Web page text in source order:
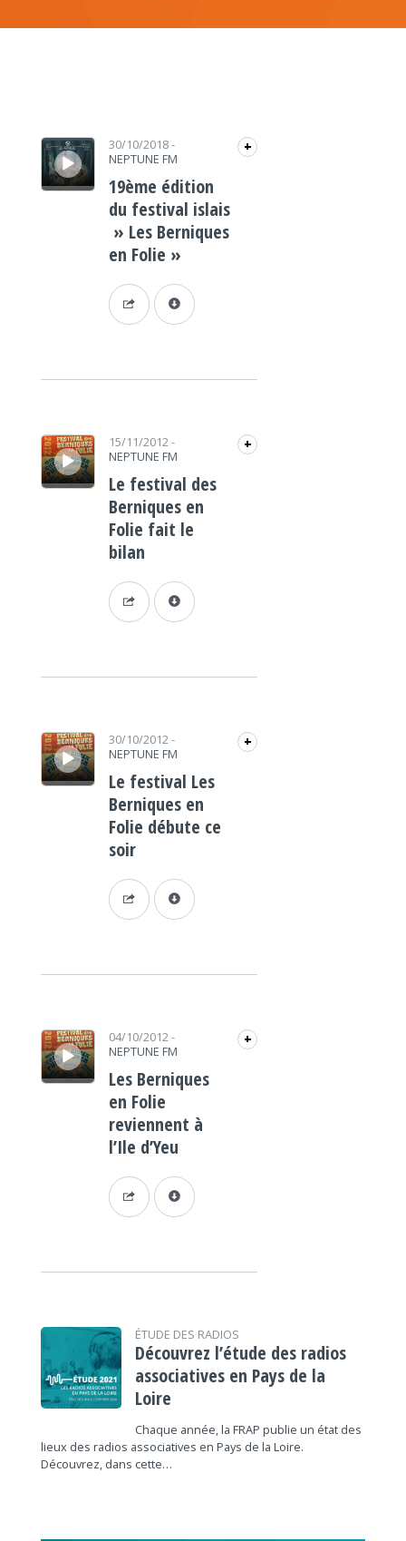
Lecteur audio 30/10/2018-
NEPTUNE FM
+
19ème édition
du festival islais
» Les Berniques
en Folie »
Lecteur audio 15/11/2012-
NEPTUNE FM
+
Le festival des
Berniques en
Folie fait le
bilan
Lecteur audio 30/10/2012-
NEPTUNE FM
+
Le festival Les
Berniques en
Folie débute ce
soir
Lecteur audio 04/10/2012-
NEPTUNE FM
+
Les Berniques
en Folie
reviennent à
l’Ile d’Yeu
ÉTUDE DES RADIOS
Découvrez l’étude des radios
associatives en Pays de la
Loire
Chaque année, la FRAP publie un état des
lieux des radios associatives en Pays de la Loire.
Découvrez, dans cette…